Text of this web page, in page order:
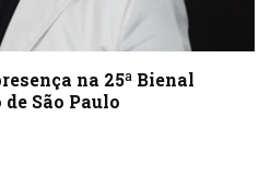
na 25ª Bienal
São Paulo